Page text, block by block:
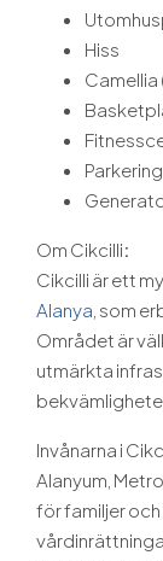
Hiss
Om Cikcilli:
Cikcilli är ett
Alanya , som
Området är
utmärkta
Invånarna i
Alanyum,
för familjer